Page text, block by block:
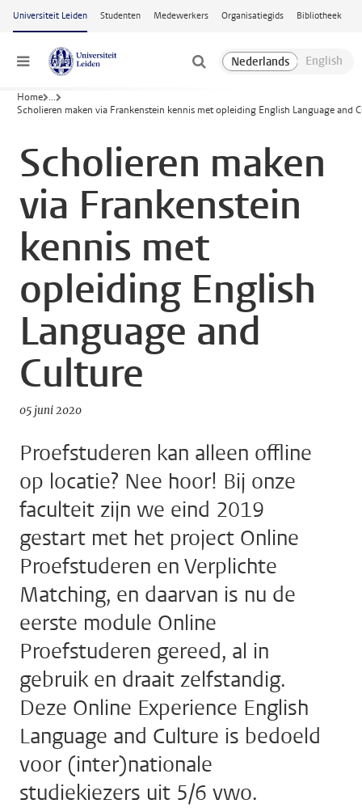
Ga naar hoofdinhoud
Universiteit Leiden Studenten Medewerkers Organisatiegids Bibliotheek
Menu
Home ...
Scholieren maken via Frankenstein kennis met opleiding English Language and
Scholieren maken
via Frankenstein
kennis met
opleiding English
Language and
Culture
05 juni 2020
Proefstuderen kan alleen offline
op locatie? Nee hoor! Bij onze
faculteit zijn we eind 2019
gestart met het project Online
Proefstuderen en Verplichte
Matching, en daarvan is nu de
eerste module Online
Proefstuderen gereed, al in
gebruik en draait zelfstandig.
Deze Online Experience English
Language and Culture is bedoeld
voor (inter)nationale
studiekiezers uit 5/6 vwo.